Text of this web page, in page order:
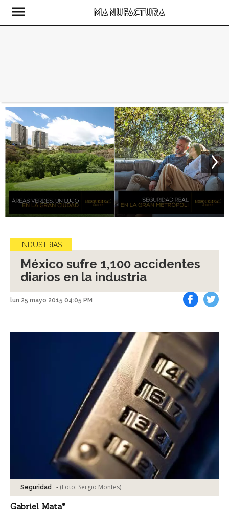
INDUSTRIAS
México sufre 1,100 accidentes
diarios en la industria
lun 25 mayo 2015 04:05 PM
Seguridad - (Foto: Sergio Montes)
Gabriel Mata*